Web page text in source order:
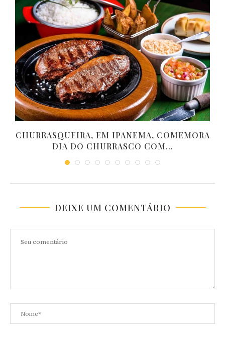
CHURRASQUEIRA, EM IPANEMA, COMEMORA
DIA DO CHURRASCO COM...
DEIXE UM COMENTÁRIO